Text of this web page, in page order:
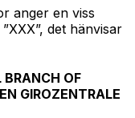
anger en viss
det hänvisar
BRANCH OF
GIROZENTRALE